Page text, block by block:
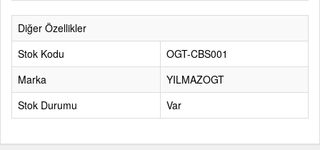
Diğer Özellikler
Stok Kodu
OGT-CBS001
Marka
YILMAZOGT
Stok Durumu
Var